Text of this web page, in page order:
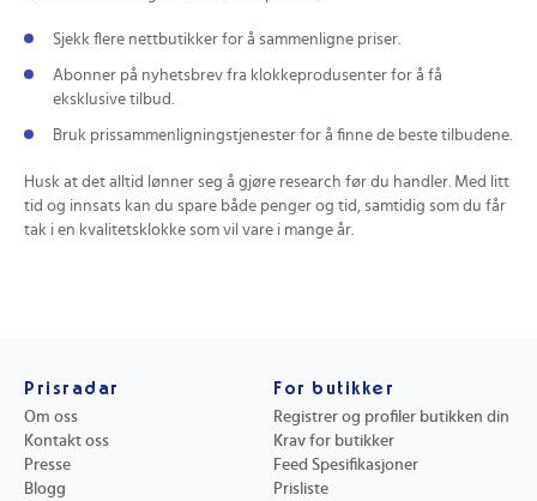
Sjekk flere nettbutikker for å sammenligne priser.
Abonner på nyhetsbrev fra klokkeprodusenter for å få
eksklusive tilbud.
Bruk prissammenligningstjenester for å finne de beste tilbudene.
Husk at det alltid lønner seg å gjøre research før du handler. Med litt
tid og innsats kan du spare både penger og tid, samtidig som du får
tak i en kvalitetsklokke som vil vare i mange år.
Prisradar
Om oss
Kontakt oss
Presse
Blogg
For butikker
Registrer og profiler butikken din
Krav for butikker
Feed Spesifikasjoner
Prisliste